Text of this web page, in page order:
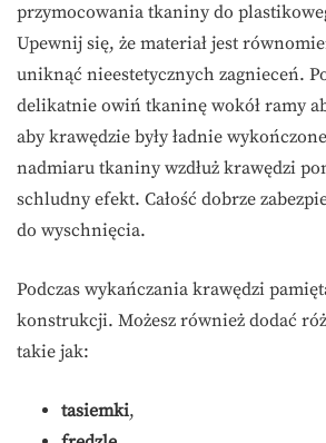
przymocowania tkaniny do
Upewnij się, że materiał jest
uniknąć nieestetycznych zagnieceń.
delikatnie owiń tkaninę wokół ramy
aby krawędzie były ładnie
nadmiaru tkaniny wzdłuż krawędzi
schludny efekt. Całość dobrze
do wyschnięcia.
Podczas wykańczania krawędzi
konstrukcji. Możesz również dodać
takie jak:
tasiemki,